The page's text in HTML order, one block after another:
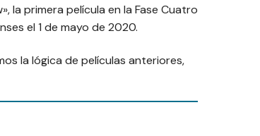
la primera película en la Fase Cuatro
el 1 de mayo de 2020.
la lógica de películas anteriores,